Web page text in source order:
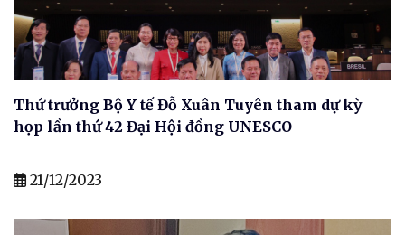
Thứ trưởng Bộ Y tế Đỗ Xuân Tuyên tham dự kỳ
họp lần thứ 42 Đại Hội đồng UNESCO
21/12/2023